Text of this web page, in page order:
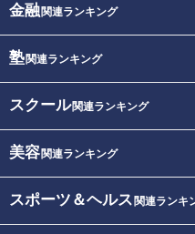
金融関連ランキング
塾関連ランキング
スクール関連ランキング
美容関連ランキング
スポーツ＆ヘルス 関連ランキ